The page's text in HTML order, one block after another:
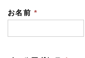
お名前 *